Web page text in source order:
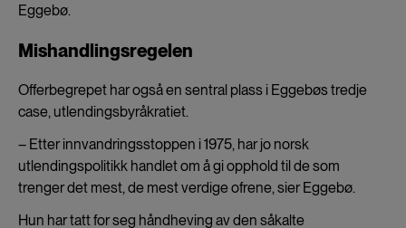
Eggebø.
Mishandlingsregelen
Offerbegrepet har også en sentral plass i Eggebøs tredje
case, utlendingsbyråkratiet.
– Etter innvandringsstoppen i 1975, har jo norsk
utlendingspolitikk handlet om å gi opphold til de som
trenger det mest, de mest verdige ofrene, sier Eggebø.
Hun har tatt for seg håndheving av den såkalte